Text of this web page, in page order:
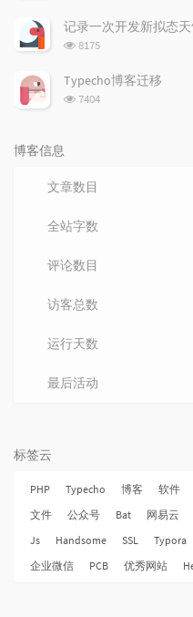
记录一次开发新拟态天
浏览次数:
8175
Typecho博客迁移
浏览次数:
7404
博客信息
文章数目
全站字数
评论数目
访客总数
运行天数
最后活动
标签云
PHP Typecho 博客 软件
文件
公众号 Bat 网易云
Js
Handsome SSL Typora
企业微信
PCB 优秀网站